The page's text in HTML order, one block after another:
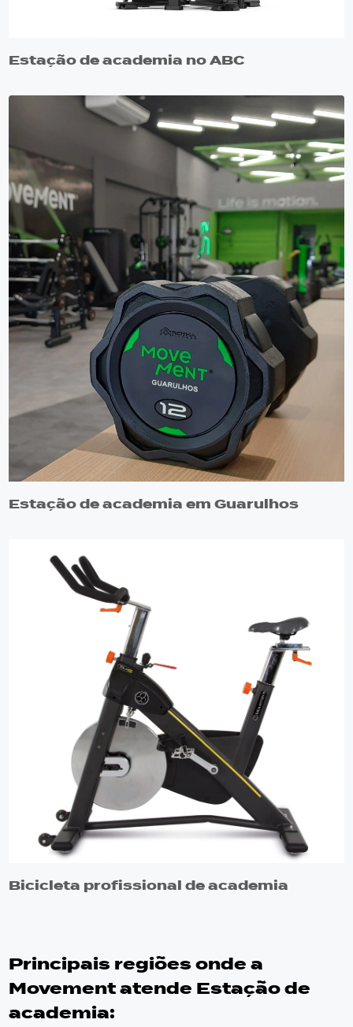
Estação de academia no ABC
Estação de academia em Guarulhos
Bicicleta profissional de academia
Principais regiões onde a
Movement atende Estação de
academia: